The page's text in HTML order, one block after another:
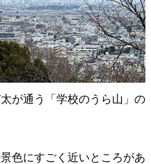
が通う「学校のうら山」の
色にすごく近いところがあ